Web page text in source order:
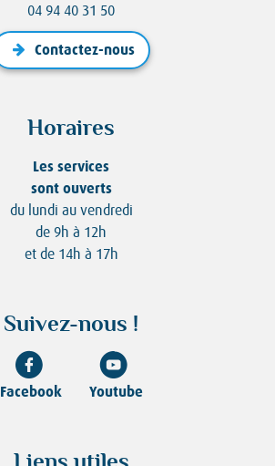
04 94 40 31 50
Contactez-nous
Horaires
Les services
sont ouverts
du lundi au vendredi
de 9h à 12h
et de 14h à 17h
Suivez-nous !
Facebook Youtube